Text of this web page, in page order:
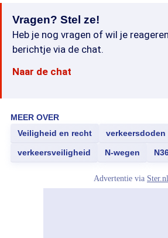
Vragen? Stel ze!
Heb je nog vragen of wil je
berichtje via de chat.
Naar de chat
MEER OVER
Veiligheid en recht
verkeersdoden
verkeersveiligheid N-wegen
Advertentie via Ster.nl